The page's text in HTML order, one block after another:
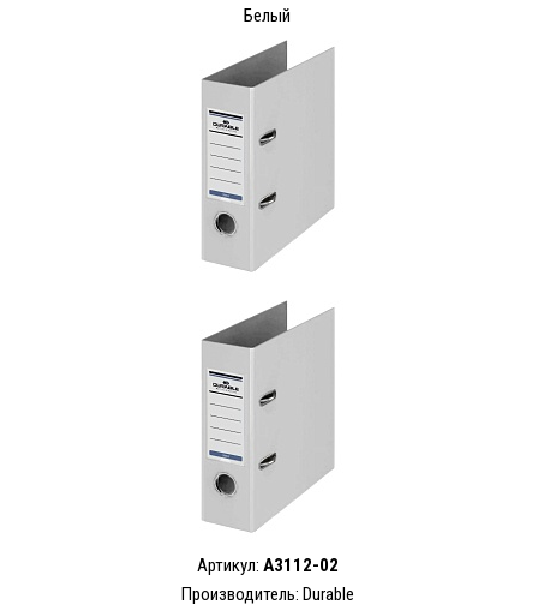
Белый
Артикул: A3112-02
Производитель: Durable